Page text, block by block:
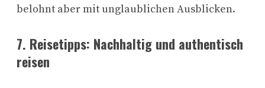
belohnt aber mit unglaublichen Ausblicken.
7. Reisetipps: Nachhaltig und authentisch
reisen